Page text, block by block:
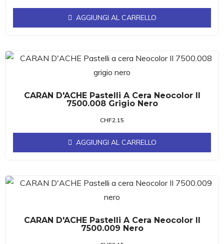
AGGIUNGI AL CARRELLO
CARAN D'ACHE Pastelli A Cera Neocolor II
7500.008 Grigio Nero
CHF2.15
AGGIUNGI AL CARRELLO
CARAN D'ACHE Pastelli A Cera Neocolor II
7500.009 Nero